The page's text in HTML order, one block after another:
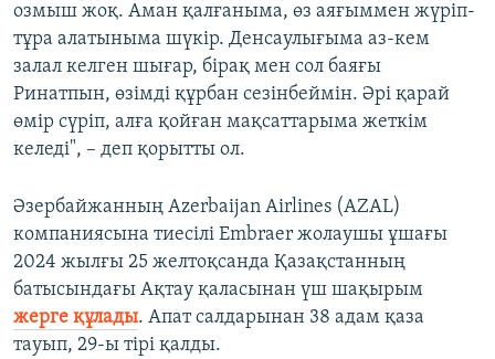
озмыш жоқ. Аман қалғаныма, өз аяғыммен жүріп-
тұра алатыныма шүкір. Денсаулығыма аз-кем
залал келген шығар, бірақ мен сол баяғы
Ринатпын, өзімді құрбан сезінбеймін. Әрі қарай
өмір сүріп, алға қойған мақсаттарыма жеткім
келеді", – деп қорытты ол.
Әзербайжанның Azerbaijan Airlines (AZAL)
компаниясына тиесілі Embraer жолаушы ұшағы
2024 жылғы 25 желтоқсанда Қазақстанның
батысындағы Ақтау қаласынан үш шақырым
жерге құлады. Апат салдарынан 38 адам қаза
тауып, 29-ы тірі қалды.